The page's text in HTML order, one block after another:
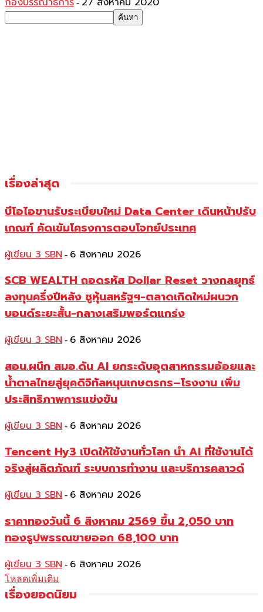
-
เรื่องล่าสุด
บีโอไอขานรับระเบียบใหม่ Data Center เดินหน้าปรับ
เกณฑ์ คัดเข้มโครงการตอบโจทย์ประเทศ
ผู้เขียน 3 SBN - 6 สิงหาคม 2026
SCB WEALTH ถอดรหัส Dollar Reset วางกลยุทธ์
ลงทุนครึ่งปีหลัง ชูหุ้นสหรัฐฯ-ตลาดเกิดใหม่ผนวก
บอนด์ระยะสั้น-กลางเสริมพอร์ตแกร่ง
ผู้เขียน 3 SBN - 6 สิงหาคม 2026
สอน.ผนึก สมอ.ดัน AI ยกระดับอุตสาหกรรมอ้อยและ
น้ำตาลไทยสู่ยุคดิจิทัลหนุนเกษตรกร–โรงงาน เพิ่ม
ประสิทธิภาพการแข่งขัน
ผู้เขียน 3 SBN - 6 สิงหาคม 2026
Tencent Hy3 เปิดให้ใช้งานทั่วโลก นำ AI ที่ใช้งานได้
จริงสู่ผลิตภัณฑ์ ระบบการทำงาน และบริการคลาวด์
ผู้เขียน 3 SBN - 6 สิงหาคม 2026
ราคาทองวันนี้ 6 สิงหาคม 2569 ขึ้น 2,050 บาท
ทองรูปพรรณขายออก 68,100 บาท
ผู้เขียน 3 SBN - 6 สิงหาคม 2026
โหลดเพิ่มเติม
เรื่องยอดนิยม